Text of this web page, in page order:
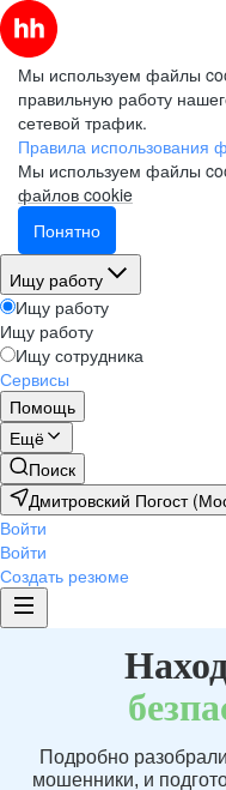
Мы используем файлы
правильную работу
сетевой трафик.
Правила использования
Мы используем файлы
файлов cookie
Понятно
Ищу работу
Ищу работу
Ищу работу
Ищу сотрудника
Сервисы
Помощь
Ещё
Поиск
Войти
Войти
Создать резюме
без
Подробно
мошенники, и